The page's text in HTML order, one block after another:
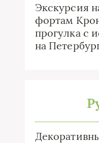
Экскурсия
фортам
прогулка с
на